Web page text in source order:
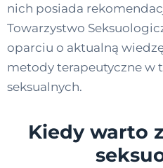
nich posiada
Towarzystwo
oparciu o aktualną
metody terapeutyczne w
seksualnych.
Kiedy warto